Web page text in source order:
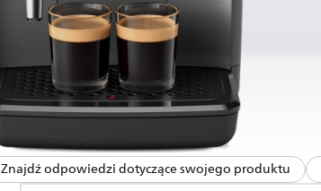
Znajdź odpowiedzi dotyczące swojego produktu